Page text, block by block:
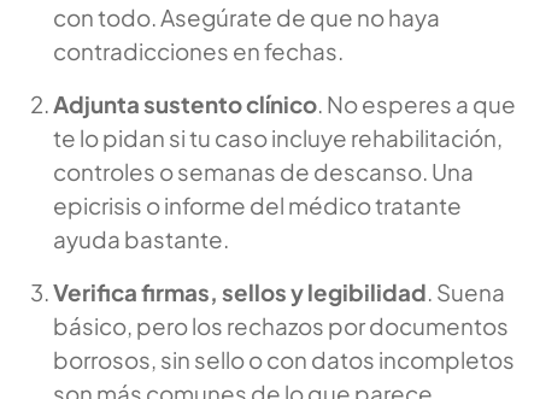
con todo. Asegúrate de que no haya
contradicciones en fechas.
Adjunta sustento clínico. No esperes a que
te lo pidan si tu caso incluye rehabilitación,
controles o semanas de descanso. Una
epicrisis o informe del médico tratante
ayuda bastante.
Verifica firmas, sellos y legibilidad. Suena
básico, pero los rechazos por documentos
borrosos, sin sello o con datos incompletos
son más comunes de lo que parece.